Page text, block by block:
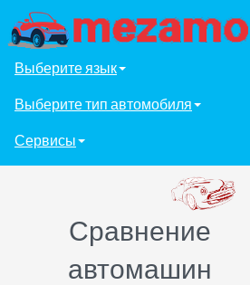
Выберите язык
Выберите тип автомобиля
Сервисы
Сравнение
автомашин